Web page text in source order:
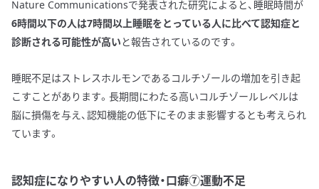
Nature Communicationsで発表された研究によると、睡眠時間が
6時間以下の人は7時間以上睡眠をとっている人に比べて認知症と
診断される可能性が高い と報告されているのです。
睡眠不足はストレスホルモンであるコルチゾールの増加を引き起
こすことがあります。長期間にわたる高いコルチゾールレベルは
脳に損傷を与え、認知機能の低下にそのまま影響するとも考えられ
ています。
認知症になりやすい人の特徴・口癖⑦運動不足